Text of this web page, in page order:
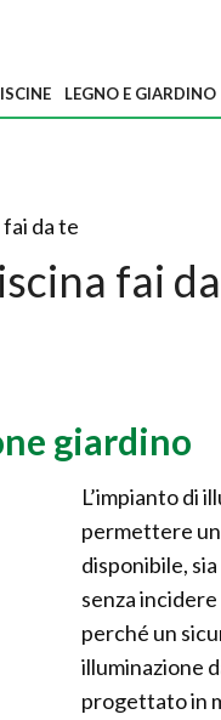
LEGNO E GIARDINO
fai da te
fai
giardino
L’impianto di
permettere
disponibile,
senza
perché un
illuminazione
progettato in